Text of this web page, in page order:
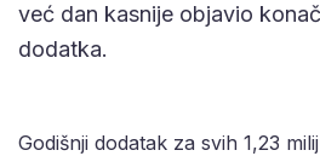
već dan kasnije objavio
dodatka.
Godišnji dodatak za svih 1,23